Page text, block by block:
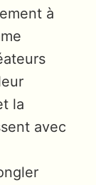
à
la
avec